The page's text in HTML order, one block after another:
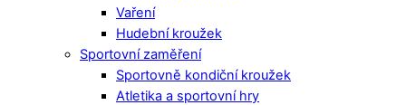
Vaření
Hudební kroužek
Sportovní zaměření
Sportovně kondiční kroužek
Atletika a sportovní hry